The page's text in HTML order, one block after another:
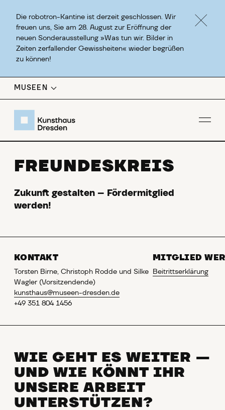
Die robotron-Kantine ist derzeit geschlossen. Wir
freuen uns, Sie am 28. August zur Eröffnung der
neuen Sonderausstellung »Was tun wir. Bilder in
Zeiten zerfallender Gewissheiten« wieder begrüßen
zu können!
MUSEEN
FREUNDESKREIS
Zukunft gestalten – Fördermitglied
werden!
KONTAKT
Torsten Birne, Christoph Rodde und Silke
Wagler (Vorsitzendende)
kunsthaus@museen-dresden.de
+49 351 804 1456
MITGLIED
Beitrittserklärung
WIE GEHT ES WEITER —
UND WIE KÖNNT IHR
UNSERE ARBEIT
UNTERSTÜTZEN?